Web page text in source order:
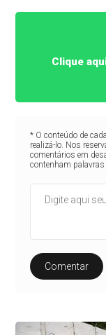
Clique
* O conteúdo de
realizá-lo. Nos
comentários em
contenham
Comentar